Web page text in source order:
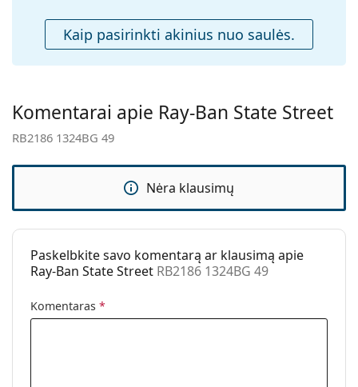
Priedai
Dėklas:
Taip
Valymo šluostė:
Taip
Lytis:
Unisex
Kodas:
RB2186 1324BG 49
Kaip pasirinkti akinius nuo saulės.
Komentarai apie Ray-Ban State Street
RB2186 1324BG 49
Nėra klausimų
Paskelbkite savo komentarą ar klausimą apie
Ray-Ban State Street RB2186 1324BG 49
Komentaras *